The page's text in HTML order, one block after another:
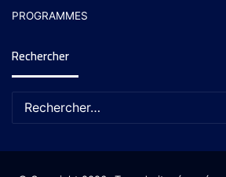
PROGRAMMES
Rechercher